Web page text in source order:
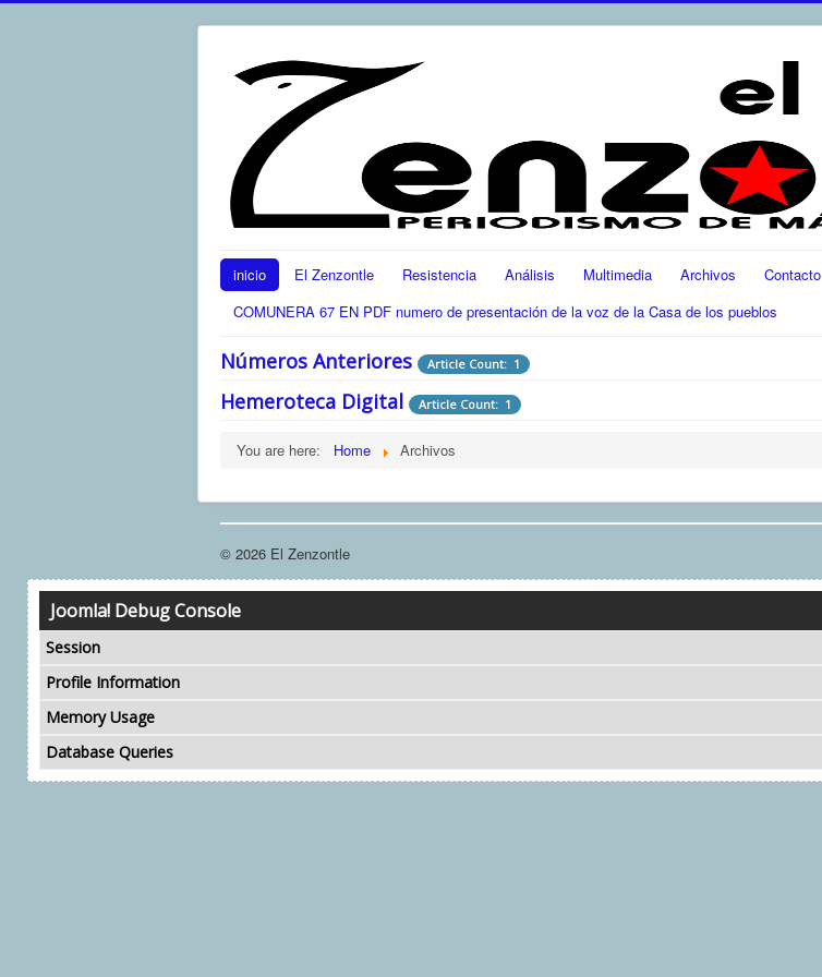
inicio El Zenzontle Resistencia Análisis Multimedia Archivos Contacto
COMUNERA 67 EN PDF numero de presentación de la voz de la Casa de los pueblos
Números Anteriores Article Count: 1
Hemeroteca Digital Article Count: 1
You are here: Home Archivos
© 2026 El Zenzontle
Joomla! Debug Console
Session
Profile Information
Memory Usage
Database Queries